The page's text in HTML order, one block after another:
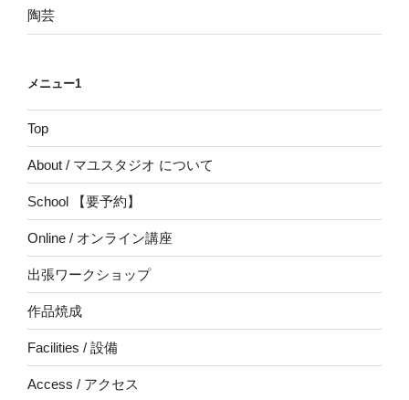
陶芸
メニュー1
Top
About / マユスタジオ について
School 【要予約】
Online / オンライン講座
出張ワークショップ
作品焼成
Facilities / 設備
Access / アクセス